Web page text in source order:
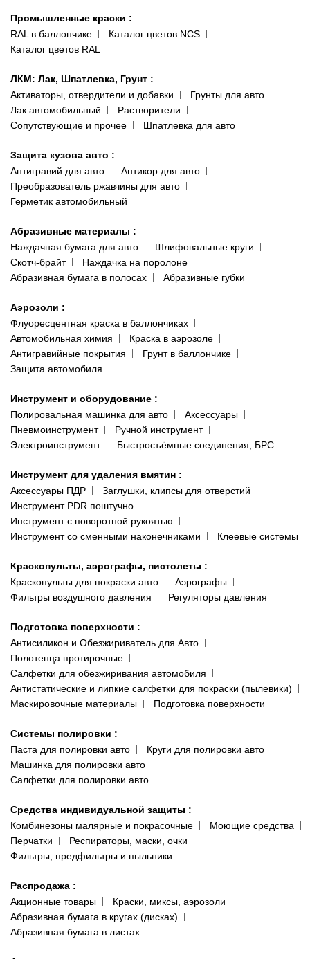
Промышленные краски :
RAL в баллончике
Каталог цветов NCS
Каталог цветов RAL
ЛКМ: Лак, Шпатлевка, Грунт :
Активаторы, отвердители и добавки
Грунты для авто
Лак автомобильный
Растворители
Сопутствующие и прочее
Шпатлевка для авто
Защита кузова авто :
Антигравий для авто
Антикор для авто
Преобразователь ржавчины для авто
Герметик автомобильный
Абразивные материалы :
Наждачная бумага для авто
Шлифовальные круги
Скотч-брайт
Наждачка на поролоне
Абразивная бумага в полосах
Абразивные губки
Аэрозоли :
Флуоресцентная краска в баллончиках
Автомобильная химия
Краска в аэрозоле
Антигравийные покрытия
Грунт в баллончике
Защита автомобиля
Инструмент и оборудование :
Полировальная машинка для авто
Аксессуары
Пневмоинструмент
Ручной инструмент
Электроинструмент
Быстросъёмные соединения, БРС
Инструмент для удаления вмятин :
Аксессуары ПДР
Заглушки, клипсы для отверстий
Инструмент PDR поштучно
Инструмент с поворотной рукоятью
Инструмент со сменными наконечниками
Клеевые системы
Краскопульты, аэрографы, пистолеты :
Краскопульты для покраски авто
Аэрографы
Фильтры воздушного давления
Регуляторы давления
Подготовка поверхности :
Антисиликон и Обезжириватель для Авто
Полотенца протирочные
Салфетки для обезжиривания автомобиля
Антистатические и липкие салфетки для покраски (пылевики)
Маскировочные материалы
Подготовка поверхности
Системы полировки :
Паста для полировки авто
Круги для полировки авто
Машинка для полировки авто
Салфетки для полировки авто
Средства индивидуальной защиты :
Комбинезоны малярные и покрасочные
Моющие средства
Перчатки
Респираторы, маски, очки
Фильтры, предфильтры и пыльники
Распродажа :
Акционные товары
Краски, миксы, аэрозоли
Абразивная бумага в кругах (дисках)
Абразивная бумага в листах